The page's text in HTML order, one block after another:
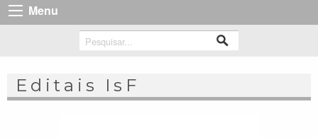
Legislação
Canais
Menu
Editais IsF